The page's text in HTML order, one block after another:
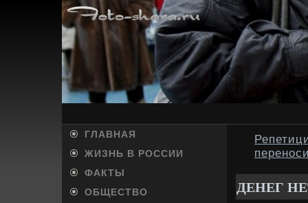
ГЛАВНАЯ
ЖИЗНЬ В РОССИИ
ФАКТЫ
ОБЩЕСТВО
ДЕНЕГ